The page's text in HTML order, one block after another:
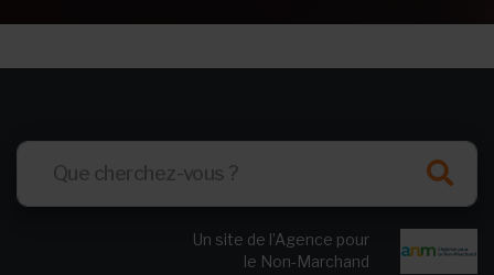
Un site de l’Agence pour
le Non-Marchand